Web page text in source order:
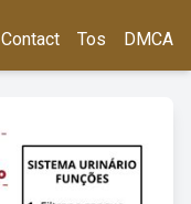
Contact Tos DMCA